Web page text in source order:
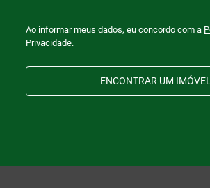
Ao informar meus dados, eu concordo com a
Privacidade.
ENCONTRAR UM